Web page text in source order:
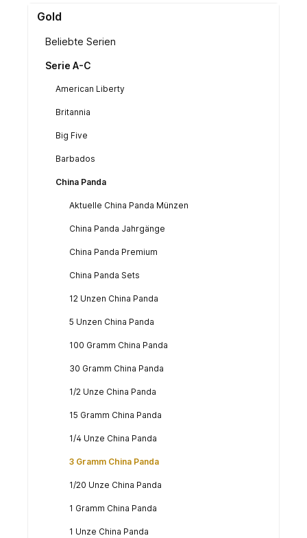
Gold
Beliebte Serien
Serie A-C
American Liberty
Britannia
Big Five
Barbados
China Panda
Aktuelle China Panda Münzen
China Panda Jahrgänge
China Panda Premium
China Panda Sets
12 Unzen China Panda
5 Unzen China Panda
100 Gramm China Panda
30 Gramm China Panda
1/2 Unze China Panda
15 Gramm China Panda
1/4 Unze China Panda
3 Gramm China Panda
1/20 Unze China Panda
1 Gramm China Panda
1 Unze China Panda